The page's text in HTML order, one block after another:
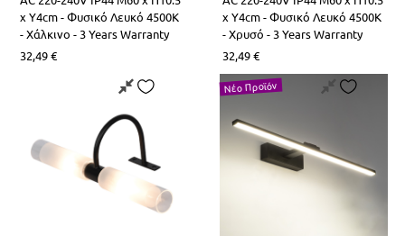
x Υ4cm - Φυσικό Λευκό 4500K
- Χάλκινο - 3 Years Warranty
32,49€
x Υ4cm - Φυσικό Λευκό 4500K
- Χρυσό - 3 Years Warranty
32,49€
Νέο Προϊόν
LED Λάμπες G4
Επιδαπέδια Alien Design
Φωτιστικά Μπάνιου-Πινάκων
Φωτάκια Νυκτός
Φωτιστικά Οδικού Δικτύου
Ραγοϋλικό Ταινιών LED
Καλύματα για προφίλ Αλουμινίου